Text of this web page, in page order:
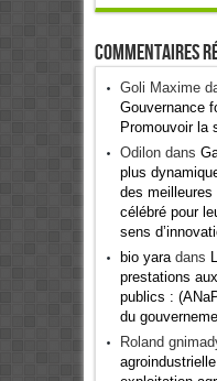
Commentaires
Goli Maxime
Gouvernance
Promouvoir la
Odilondans
plus
des
célébré pour
sens
bio yaradans
prestations
publics :
du
Roland